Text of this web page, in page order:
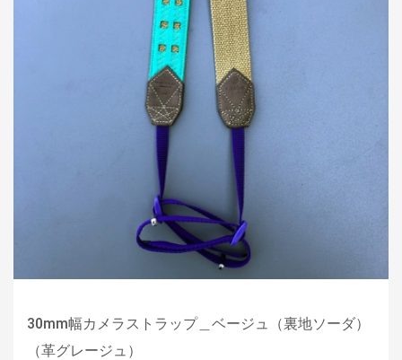
30mm幅カメラストラップ＿ベージュ（裏地ソーダ）
（革グレージュ）